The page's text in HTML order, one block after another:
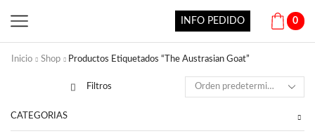
INFO PEDIDO 0
Inicio Shop Productos Etiquetados “The Austrasian Goat”
Filtros
CATEGORÍAS